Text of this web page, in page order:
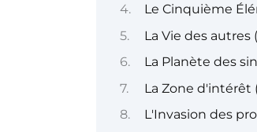
Le Cinquième
La Vie des autres
La Planète des
La Zone d'intérêt
L'Invasion des